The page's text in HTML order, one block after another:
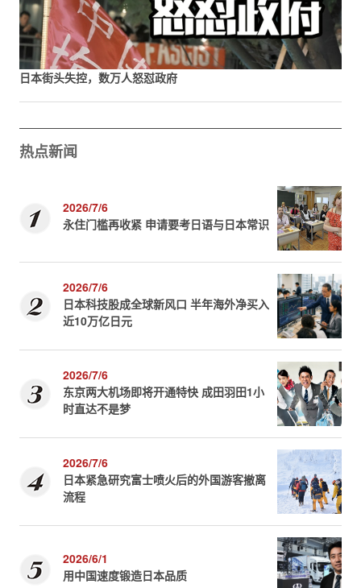
日本街头失控，数万人怒怼政府
热点新闻
2026/7/6
永住门槛再收紧 申请要考日语与日本常识
2026/7/6
日本科技股成全球新风口 半年海外净买入
近10万亿日元
2026/7/6
东京两大机场即将开通特快 成田羽田1小
时直达不是梦
2026/7/6
日本紧急研究富士喷火后的外国游客撤离
流程
2026/6/1
用中国速度锻造日本品质